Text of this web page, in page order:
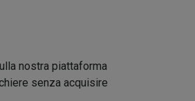
nostra piattaforma
senza acquisire